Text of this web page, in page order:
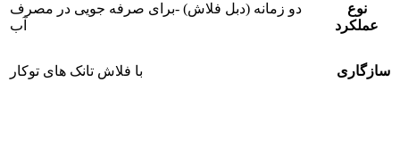
نوع
عملکرد
دو زمانه (دبل فلاش) -برای صرفه جویی در مصرف
آب
سازگاری با فلاش تانک های توکار